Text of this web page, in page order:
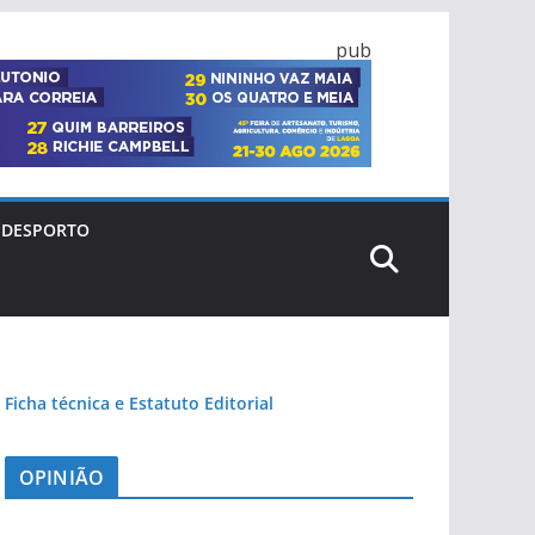
pub
DESPORTO
Ficha técnica e Estatuto Editorial
OPINIÃO